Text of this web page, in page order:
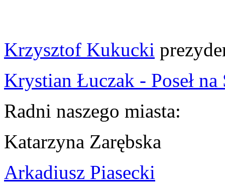
Krzysztof Kukucki
Krystian Łuczak - Poseł na
Radni naszego miasta:
Katarzyna Zarębska
Arkadiusz Piasecki